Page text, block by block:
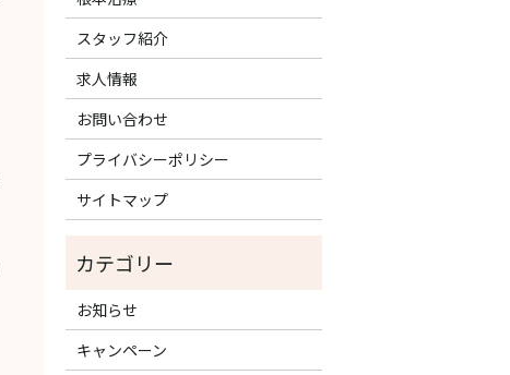
スタッフ紹介
求人情報
お問い合わせ
プライバシーポリシー
サイトマップ
お知らせ
キャンペーン